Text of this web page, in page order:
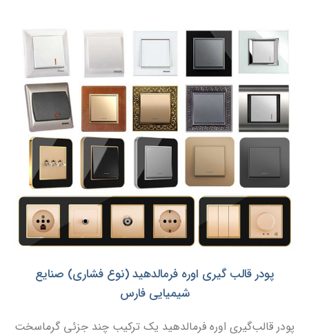
پودر قالب گیری اوره فرمالدهید (نوع فشاری) صنایع
شیمیایی فارس
پودر قالب‌گیری اوره فرمالدهید یک ترکیب چند جزئی گرماسخت